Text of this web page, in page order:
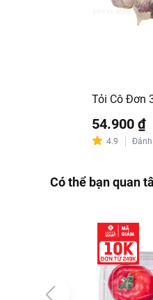
Tỏi Cô Đơn
54.900 ₫
4.9
Có thể bạn quan